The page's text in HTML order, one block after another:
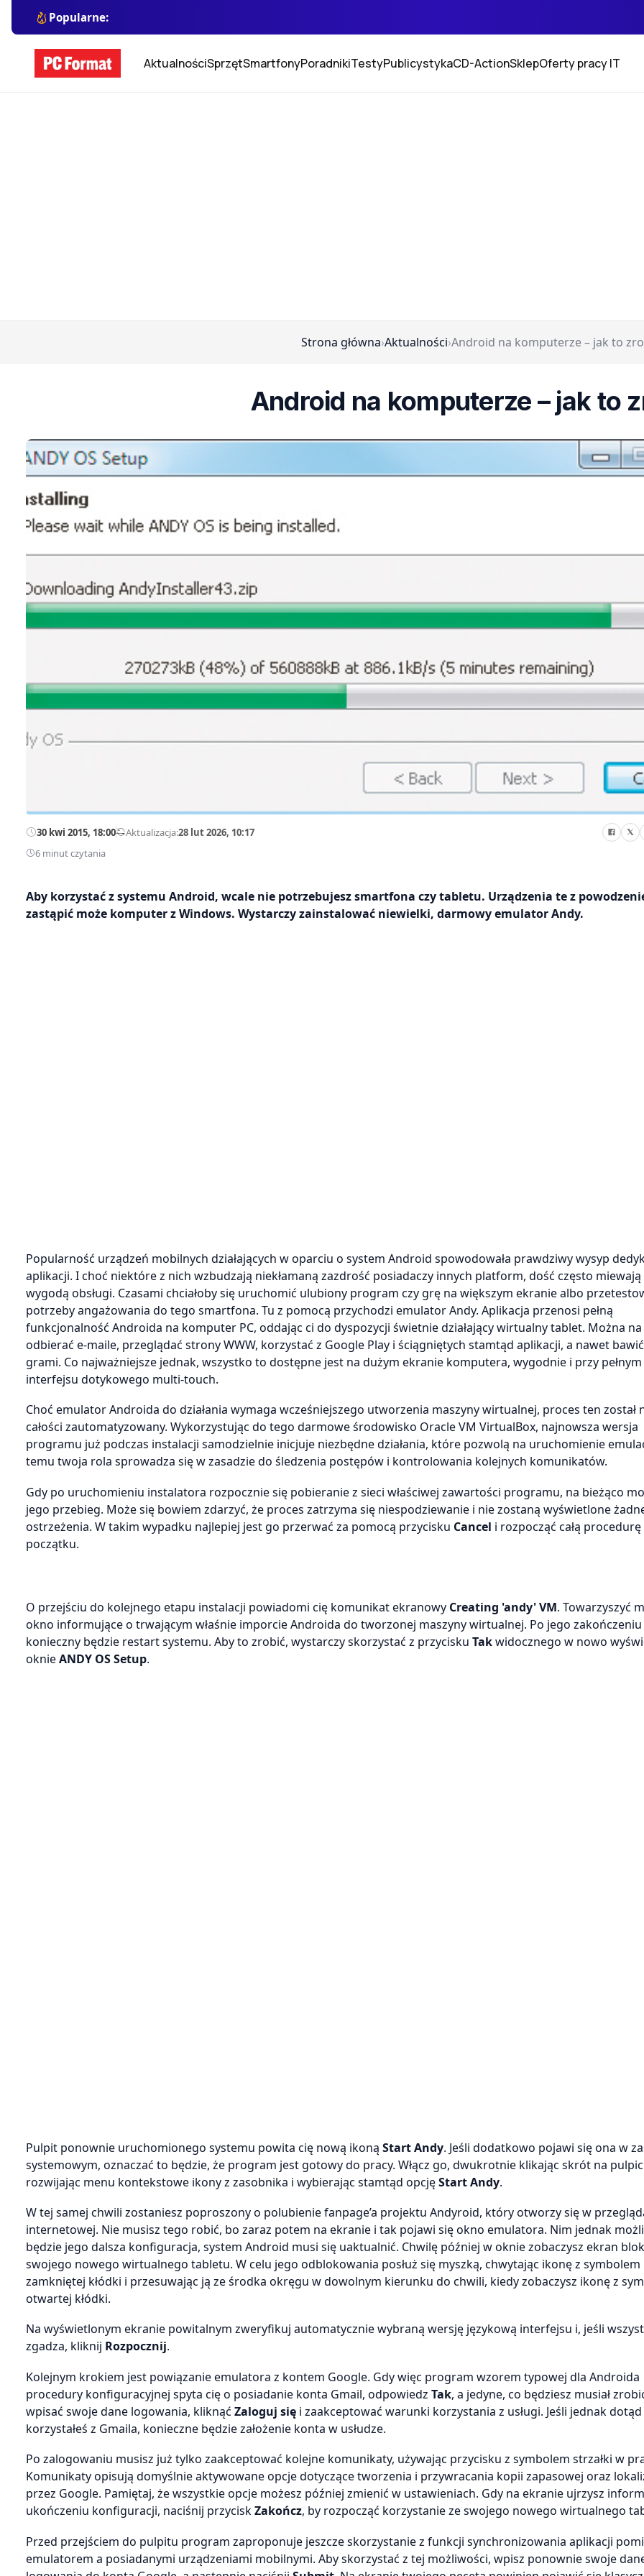
Popularne:
AktualnościSprzętSmartfonyPoradnikiTestyPublicystykaCD-ActionSklepOferty pracy IT
Strona główna›Aktualności›Android na komputerze – jak to
Android na komputerze – jak to
30 kwi 2015, 18:00—Aktualizacja:28 lut 2026, 10:17
6 minut czytania
Aby korzystać z systemu Android, wcale nie potrzebujesz smartfona czy tabletu. Urządzenia te z
zastąpić może komputer z Windows. Wystarczy zainstalować niewielki, darmowy emulator Andy.
Popularność urządzeń mobilnych działających w oparciu o system Android spowodowała prawdziwy wysyp
aplikacji. I choć niektóre z nich wzbudzają niekłamaną zazdrość posiadaczy innych platform, dość często miewają
wygodą obsługi. Czasami chciałoby się uruchomić ulubiony program czy grę na większym ekranie albo
potrzeby angażowania do tego smartfona. Tu z pomocą przychodzi emulator Andy. Aplikacja przenosi pełną
funkcjonalność Androida na komputer PC, oddając ci do dyspozycji świetnie działający wirtualny tablet. Można
odbierać e-maile, przeglądać strony WWW, korzystać z Google Play i ściągniętych stamtąd aplikacji, a nawet
grami. Co najważniejsze jednak, wszystko to dostępne jest na dużym ekranie komputera, wygodnie i przy
interfejsu dotykowego multi-touch.
Choć emulator Androida do działania wymaga wcześniejszego utworzenia maszyny wirtualnej, proces ten został
całości zautomatyzowany. Wykorzystując do tego darmowe środowisko Oracle VM VirtualBox, najnowsza wersja
programu już podczas instalacji samodzielnie inicjuje niezbędne działania, które pozwolą na uruchomienie
temu twoja rola sprowadza się w zasadzie do śledzenia postępów i kontrolowania kolejnych komunikatów.
Gdy po uruchomieniu instalatora rozpocznie się pobieranie z sieci właściwej zawartości programu, na bieżąco
jego przebieg. Może się bowiem zdarzyć, że proces zatrzyma się niespodziewanie i nie zostaną wyświetlone
ostrzeżenia. W takim wypadku najlepiej jest go przerwać za pomocą przycisku Cancel i rozpocząć całą
początku.
O przejściu do kolejnego etapu instalacji powiadomi cię komunikat ekranowy Creating 'andy' VM. Towarzyszyć
okno informujące o trwającym właśnie imporcie Androida do tworzonej maszyny wirtualnej. Po jego zakończeniu
konieczny będzie restart systemu. Aby to zrobić, wystarczy skorzystać z przycisku Takwidocznego w nowo
oknieANDY OS Setup.
Pulpit ponownie uruchomionego systemu powita cię nową ikoną Start Andy. Jeśli dodatkowo pojawi się ona w
systemowym, oznaczać to będzie, że program jest gotowy do pracy. Włącz go, dwukrotnie klikając skrót na
rozwijając menu kontekstowe ikony z zasobnika i wybierając stamtąd opcjęStart Andy.
W tej samej chwili zostaniesz poproszony o polubienie fanpage’a projektu Andyroid, który otworzy się w
internetowej. Nie musisz tego robić, bo zaraz potem na ekranie i tak pojawi się okno emulatora. Nim jednak
będzie jego dalsza konfiguracja, system Android musi się uaktualnić. Chwilę później w oknie zobaczysz ekran
swojego nowego wirtualnego tabletu. W celu jego odblokowania posłuż się myszką, chwytając ikonę z symbolem
zamkniętej kłódki i przesuwając ją ze środka okręgu w dowolnym kierunku do chwili, kiedy zobaczysz ikonę z
otwartej kłódki.
Na wyświetlonym ekranie powitalnym zweryfikuj automatycznie wybraną wersję językową interfejsu i, jeśli
zgadza, kliknij Rozpocznij.
Kolejnym krokiem jest powiązanie emulatora z kontem Google. Gdy więc program wzorem typowej dla Androida
procedury konfiguracyjnej spyta cię o posiadanie konta Gmail, odpowiedz Tak, a jedyne, co będziesz musiał
wpisać swoje dane logowania, kliknąć Zaloguj się i zaakceptować warunki korzystania z usługi. Jeśli jednak
korzystałeś z Gmaila, konieczne będzie założenie konta w usłudze.
Po zalogowaniu musisz już tylko zaakceptować kolejne komunikaty, używając przycisku z symbolem strzałki w
Komunikaty opisują domyślnie aktywowane opcje dotyczące tworzenia i przywracania kopii zapasowej oraz
przez Google. Pamiętaj, że wszystkie opcje możesz później zmienić w ustawieniach. Gdy na ekranie ujrzysz
ukończeniu konfiguracji, naciśnij przyciskZakończ, by rozpocząć korzystanie ze swojego nowego wirtualnego
Przed przejściem do pulpitu program zaproponuje jeszcze skorzystanie z funkcji synchronizowania aplikacji
emulatorem a posiadanymi urządzeniami mobilnymi. Aby skorzystać z tej możliwości, wpisz ponownie swoje